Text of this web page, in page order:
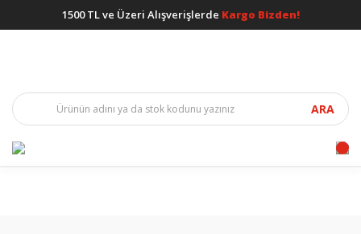
1500 TL ve Üzeri Alışverişlerde Kargo Bizden!
ARA